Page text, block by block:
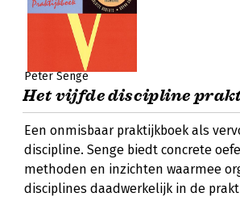
Peter Senge
Het vijfde discipline
Een onmisbaar praktijkboek als
discipline. Senge biedt concrete
methoden en inzichten waarmee
disciplines daadwerkelijk in de